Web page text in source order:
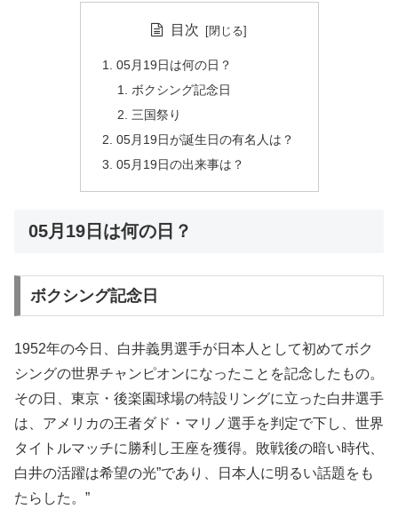
目次
05月19日は何の日？
ボクシング記念日
三国祭り
05月19日が誕生日の有名人は？
05月19日の出来事は？
05月19日は何の日？
ボクシング記念日
1952年の今日、白井義男選手が日本人として初めてボク
シングの世界チャンピオンになったことを記念したもの。
その日、東京・後楽園球場の特設リングに立った白井選手
は、アメリカの王者ダド・マリノ選手を判定で下し、世界
タイトルマッチに勝利し王座を獲得。敗戦後の暗い時代、
白井の活躍は希望の光”であり、日本人に明るい話題をも
たらした。”